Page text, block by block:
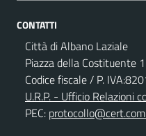
CONTATTI
Città di Albano Laziale
Piazza della Costituente
Codice fiscale / P.
U.R.P. - Ufficio Relazioni
PEC: